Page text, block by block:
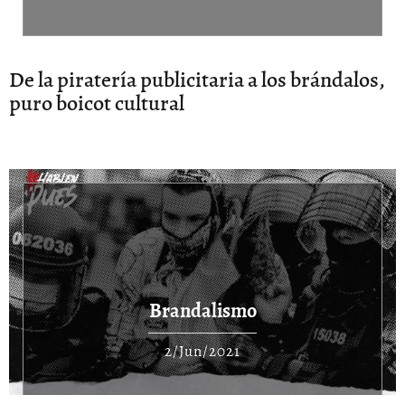
De la piratería publicitaria a los brándalos,
puro boicot cultural
Brandalismo
2/Jun/2021